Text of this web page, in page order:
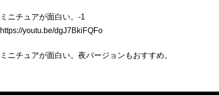
プロフィール
お問い合わせ
ミニチュアが面白い。-1
https://youtu.be/dgJ7BkiFQFo
ミニチュアが面白い。夜バージョンもおすすめ。